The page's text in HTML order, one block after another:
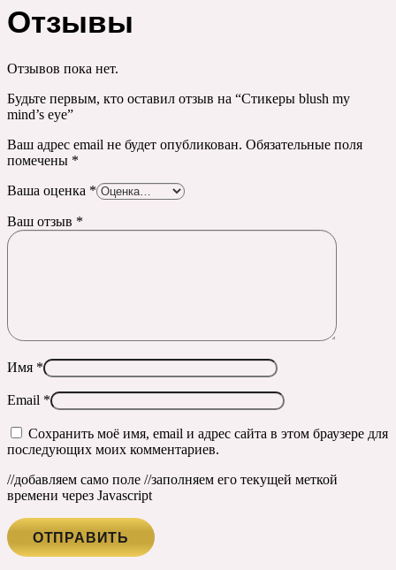
Отзывы
Отзывов пока нет.
Будьте первым, кто оставил отзыв на “Стикеры blush my
mind’s eye”
Ваш адрес email не будет опубликован. Обязательные поля
помечены *
Ваша оценка *
Ваш отзыв *
Имя *
Email *
Сохранить моё имя, email и адрес сайта в этом браузере для
последующих моих комментариев.
//добавляем само поле //заполняем его текущей меткой
времени через Javascript